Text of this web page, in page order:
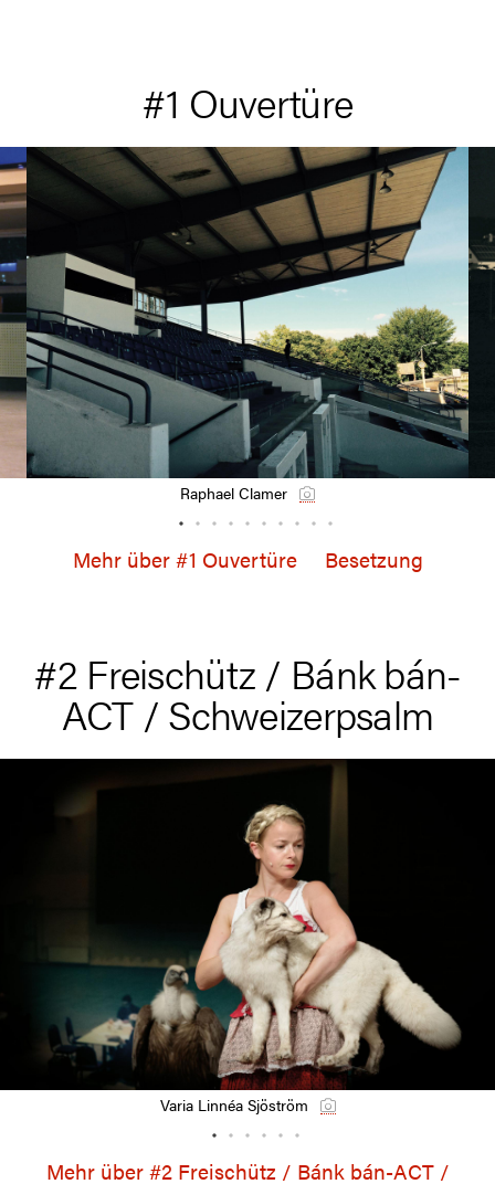
#1 Ouvertüre
Raphael Clamer
Mehr über #1 Ouvertüre Besetzung
#2 Freischütz / Bánk bán-
ACT / Schweizerpsalm
Varia Linnéa Sjöström
Mehr über #2 Freischütz / Bánk bán-ACT /